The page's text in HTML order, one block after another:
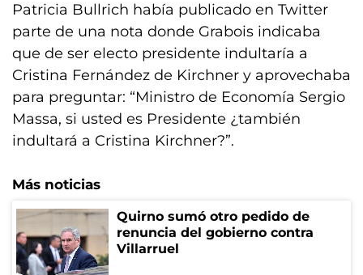
Patricia Bullrich había publicado en Twitter
parte de una nota donde Grabois indicaba
que de ser electo presidente indultaría a
Cristina Fernández de Kirchner y aprovechaba
para preguntar: “Ministro de Economía Sergio
Massa, si usted es Presidente ¿también
indultará a Cristina Kirchner?”.
Más noticias
Quirno sumó otro pedido de
renuncia del gobierno contra
Villarruel